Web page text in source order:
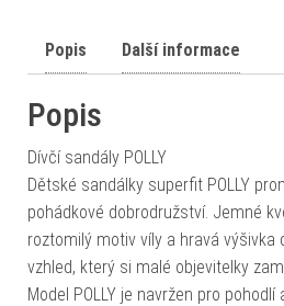
Popis Další informace
Popis
Dívčí sandály POLLY
Dětské sandálky superfit POLLY
pohádkové dobrodružství. Jemné
roztomilý motiv víly a hravá výšivka
vzhled, který si malé objevitelky
Model POLLY je navržen pro